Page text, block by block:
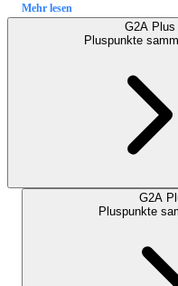
Mehr lesen
G2A Plus
Pluspunkte
G2A
Pluspunkte